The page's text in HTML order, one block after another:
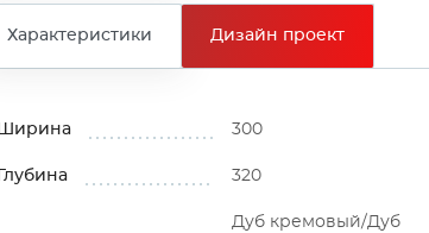
Характеристики Дизайн проект
Ширина 300
Глубина 320
Дуб кремовый/Дуб